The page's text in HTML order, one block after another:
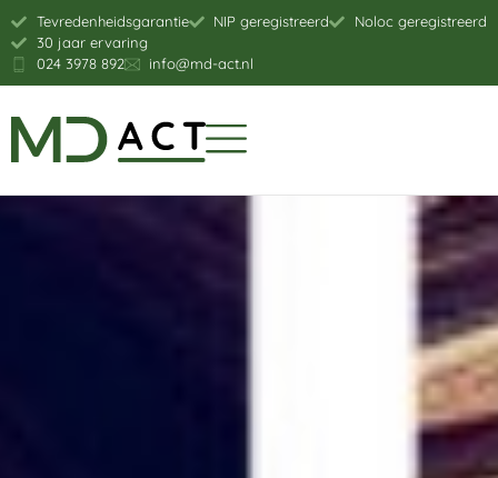
Tevredenheidsgarantie NIP geregistreerd
Noloc geregistreerd
30 jaar ervaring
024 3978 892
info@md-act.nl